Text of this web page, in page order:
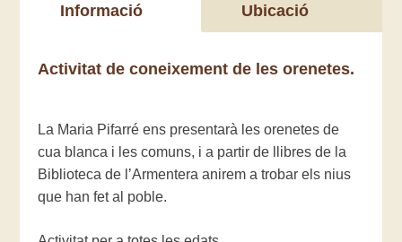
Informació Ubicació
Activitat de coneixement de les orenetes.
La Maria Pifarré ens presentarà les orenetes de
cua blanca i les comuns, i a partir de llibres de la
Biblioteca de l’Armentera anirem a trobar els nius
que han fet al poble.